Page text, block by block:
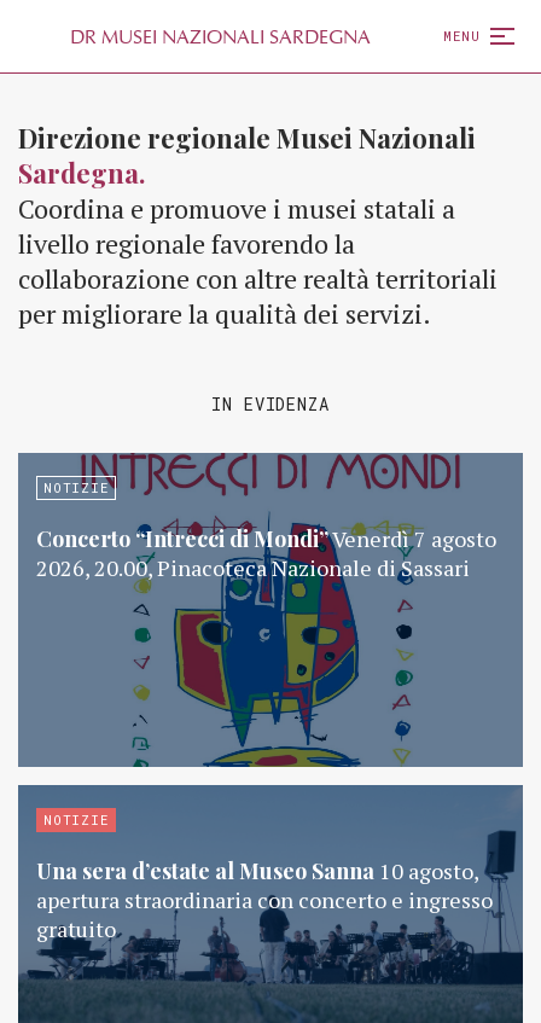
DR MUSEI NAZIONALI SARDEGNA MENU
Direzione regionale Musei Nazionali
Sardegna.
Coordina e promuove i musei statali a
livello regionale favorendo la
collaborazione con altre realtà territoriali
per migliorare la qualità dei servizi.
IN EVIDENZA
NOTIZIE
Concerto “Intrecci di Mondi”Venerdì 7 agosto
2026, 20.00, Pinacoteca Nazionale di Sassari
NOTIZIE
Una sera d’estate al Museo Sanna 10 agosto,
apertura straordinaria con concerto e ingresso
gratuito